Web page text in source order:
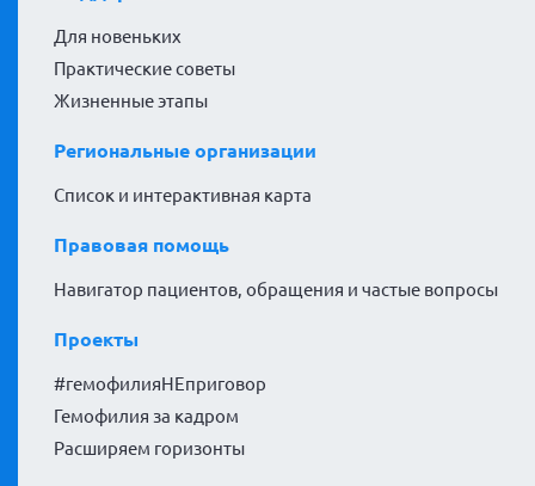
Для новеньких
Практические советы
Жизненные этапы
Региональные организации
Список и интерактивная карта
Правовая помощь
Навигатор пациентов, обращения и частые вопросы
Проекты
#гемофилияНЕприговор
Гемофилия за кадром
Расширяем горизонты